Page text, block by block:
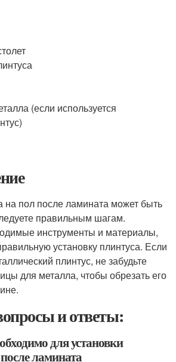
(если используется
на пол после ламината может быть
правильным шагам.
инструменты и материалы,
установку плинтуса. Если
плинтус, не забудьте
для металла, чтобы обрезать его
и ответы:
для установки
ламината